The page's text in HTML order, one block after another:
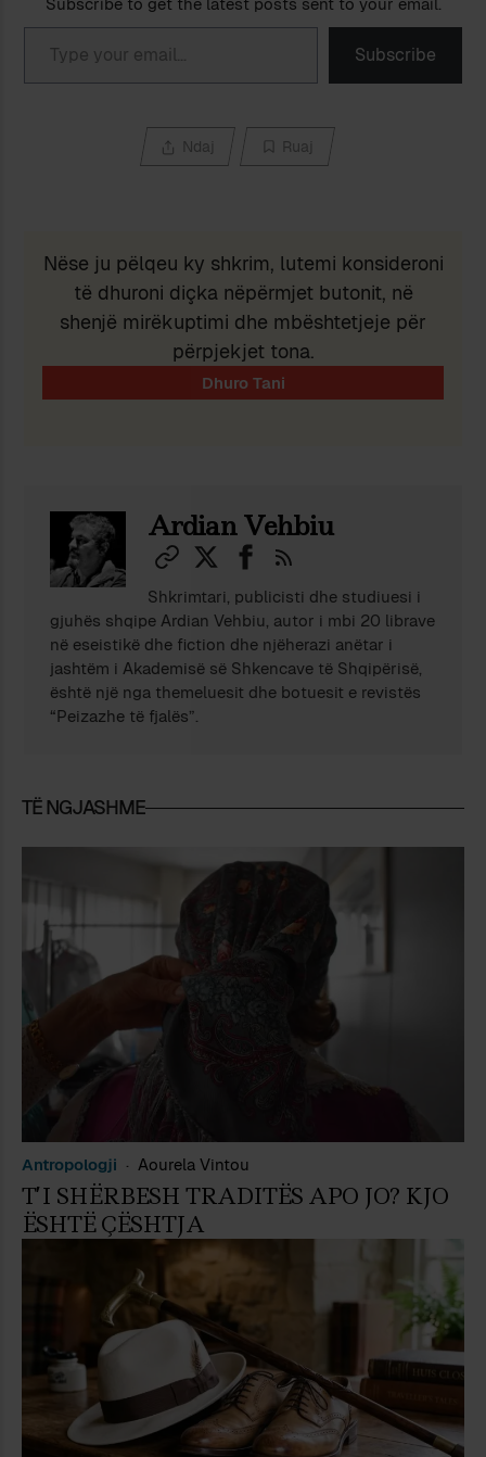
Type your email…
Subscribe
Ndaj Ruaj
Nëse ju pëlqeu ky shkrim, lutemi konsideroni
të dhuroni diçka nëpërmjet butonit, në
shenjë mirëkuptimi dhe mbështetjeje për
përpjekjet tona.
Ardian Vehbiu
Shkrimtari, publicisti dhe studiuesi i
gjuhës shqipe Ardian Vehbiu, autor i mbi 20 librave
në eseistikë dhe fiction dhe njëherazi anëtar i
jashtëm i Akademisë së Shkencave të Shqipërisë,
është një nga themeluesit dhe botuesit e revistës
“Peizazhe të fjalës”.
TË NGJASHME
Antropologji Aourela Vintou
T’I SHËRBESH TRADITËS APO JO? KJO
ËSHTË ÇËSHTJA